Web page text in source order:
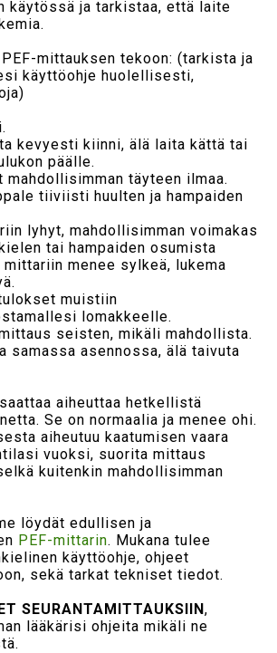
käytössä ja tarkistaa, että laite
PEF-mittauksen tekoon: (tarkista ja
käyttöohje huolellisesti,
kevyesti kiinni, älä laita kättä tai
päälle.
mahdollisimman täyteen ilmaa.
tiiviisti huulten ja hampaiden
lyhyt, mahdollisimman voimakas
tai hampaiden osumista
menee sylkeä, lukema
muistiin
lomakkeelle.
seisten, mikäli mahdollista.
samassa asennossa, älä taivuta
aiheuttaa hetkellistä
Se on normaalia ja menee ohi.
aiheutuu kaatumisen vaara
vuoksi, suorita mittaus
kuitenkin mahdollisimman
löydät edullisen ja
PEF-mittarin. Mukana tulee
käyttöohje, ohjeet
sekä tarkat tekniset tiedot.
SEURANTAMITTAUKSIIN,
lääkärisi ohjeita mikäli ne